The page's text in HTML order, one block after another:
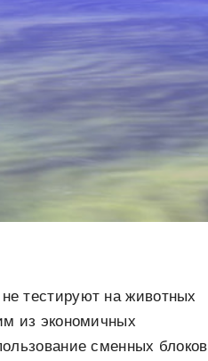
тестируют на животных
из экономичных
сменных блоков